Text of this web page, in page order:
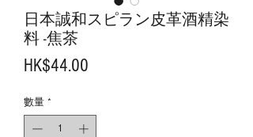
日本誠和スピラン皮革酒精染
料 -焦茶
HK$44.00
數量 *